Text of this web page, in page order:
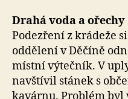
Drahá voda a ořechy
Podezření z krádeže
oddělení v Děčíně
místní výtečník. V
navštívil stánek s